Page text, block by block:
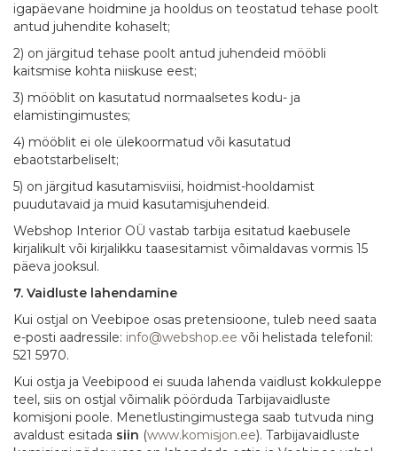
igapäevane hoidmine ja hooldus on teostatud tehase poolt
antud juhendite kohaselt;
2) on järgitud tehase poolt antud juhendeid mööbli
kaitsmise kohta niiskuse eest;
3) mööblit on kasutatud normaalsetes kodu- ja
elamistingimustes;
4) mööblit ei ole ülekoormatud või kasutatud
ebaotstarbeliselt;
5) on järgitud kasutamisviisi, hoidmist-hooldamist
puudutavaid ja muid kasutamisjuhendeid.
Webshop Interior OÜ vastab tarbija esitatud kaebusele
kirjalikult või kirjalikku taasesitamist võimaldavas vormis 15
päeva jooksul.
7. Vaidluste lahendamine
Kui ostjal on Veebipoe osas pretensioone, tuleb need saata
e-posti aadressile: info@webshop.ee või helistada telefonil:
521 5970.
Kui ostja ja Veebipood ei suuda lahenda vaidlust kokkuleppe
teel, siis on ostjal võimalik pöörduda Tarbijavaidluste
komisjoni poole. Menetlustingimustega saab tutvuda ning
avaldust esitada siin (www.komisjon.ee). Tarbijavaidluste